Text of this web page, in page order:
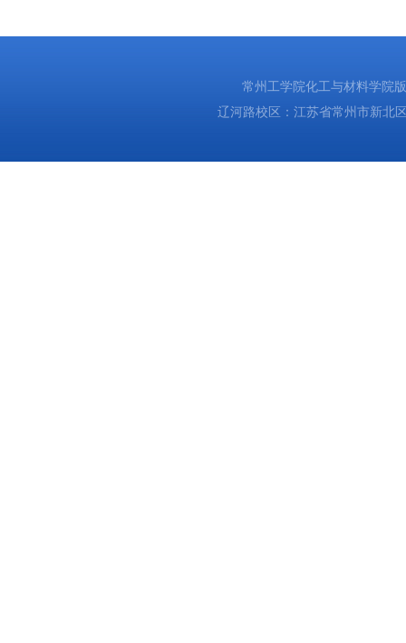
常州工学院化工与材料学院
辽河路校区：江苏省常州市新北